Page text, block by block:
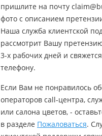
пришлите на почту
фото с описанием
Наша служба клиентской
рассмотрит Вашу
3-х рабочих дней и
телефону.
Если Вам не понравилось
операторов call-центра,
или салона цветов, -
в разделе Пожаловаться.